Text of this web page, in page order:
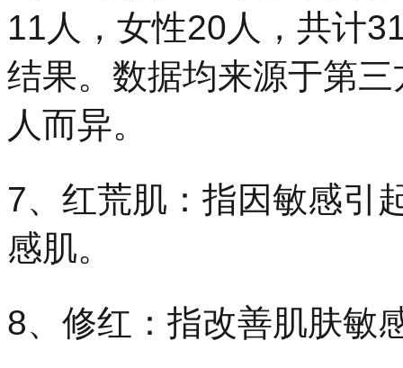
11人，女性20人，共计
结果。数据均来源于第
人而异。
7、红荒肌：指因敏感引
感肌。
8、修红：指改善肌肤敏